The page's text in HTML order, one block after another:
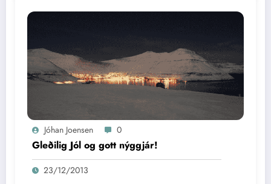
Jóhan Joensen 0
Gleðilig Jól og gott nýggjár!
23/12/2013